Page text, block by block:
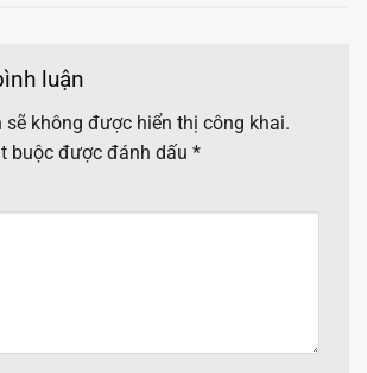
luận
sẽ không được hiển thị công khai.
buộc được đánh dấu *